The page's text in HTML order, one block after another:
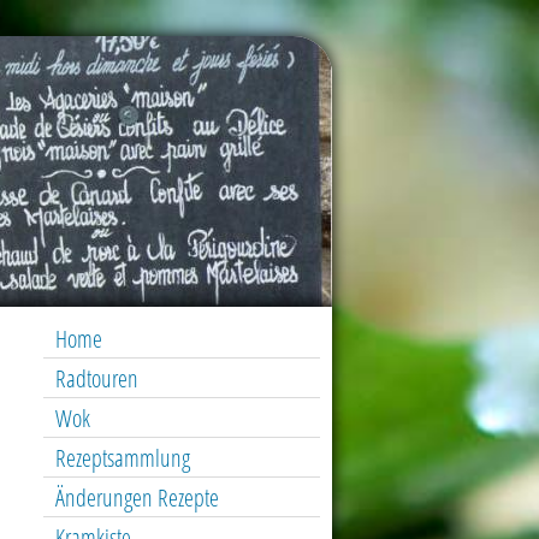
Home
Radtouren
Wok
Rezeptsammlung
Änderungen Rezepte